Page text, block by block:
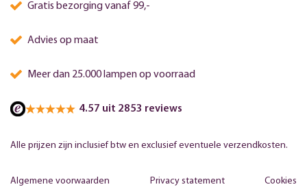
Gratis bezorging vanaf 99,-
Advies op maat
Meer dan 25.000 lampen op voorraad
4.57 uit 2853 reviews
Alle prijzen zijn inclusief btw en exclusief eventuele verzendkosten.
Algemene voorwaarden Privacy statement Cookies